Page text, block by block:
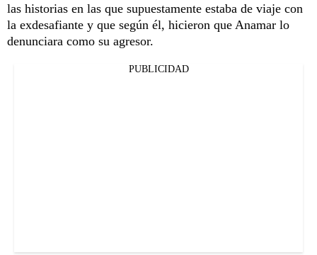
las historias en las que supuestamente estaba de viaje con
la exdesafiante y que según él, hicieron que Anamar lo
denunciara como su agresor.
PUBLICIDAD